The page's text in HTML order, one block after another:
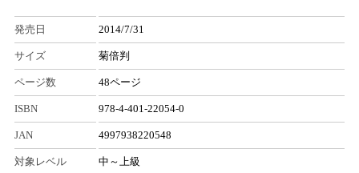
発売日 2014/7/31
サイズ 菊倍判
ページ数 48ページ
ISBN 978-4-401-22054-0
JAN 4997938220548
対象レベル 中～上級